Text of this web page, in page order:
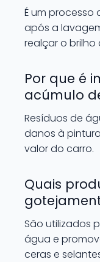
É um processo
após a
realçar o
Por que é
acúmulo
Resíduos de
danos à
valor do carro.
Quais
São utilizados
água e
ceras e